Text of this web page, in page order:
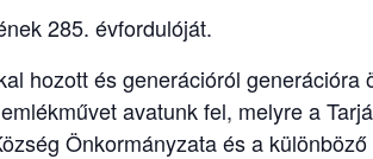
285. évfordulóját.
hozott és generációról generációra
avatunk fel, melyre a
Önkormányzata és a